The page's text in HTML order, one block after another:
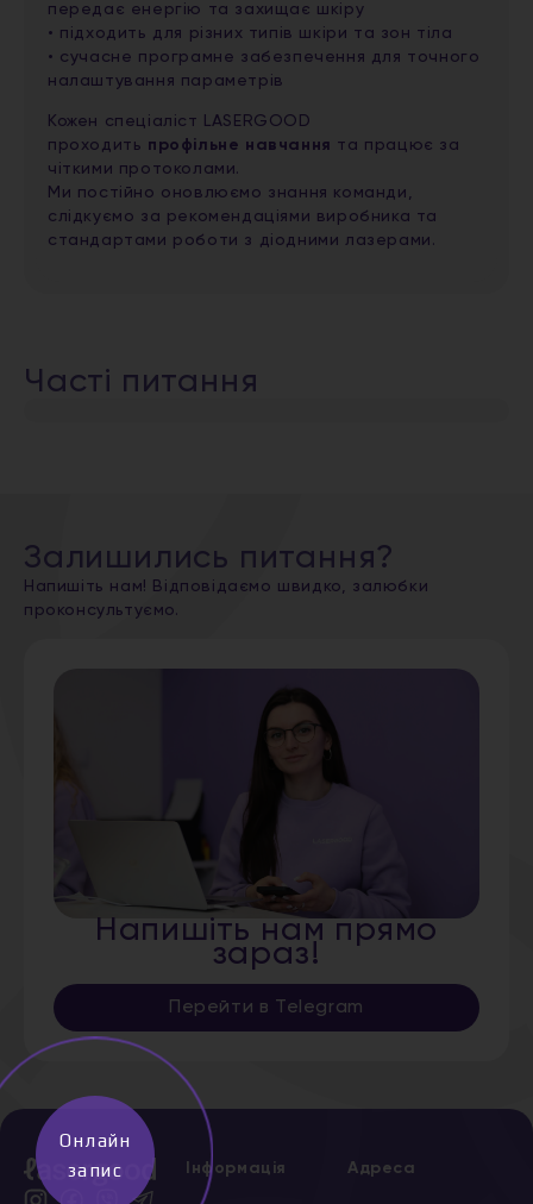
передає енергію та захищає шкіру
• підходить для різних типів шкіри та зон тіла
• сучасне програмне забезпечення для точного
налаштування параметрів
Кожен спеціаліст LASERGOOD
проходить профільне навчання та працює за
чіткими протоколами.
Ми постійно оновлюємо знання команди,
слідкуємо за рекомендаціями виробника та
стандартами роботи з діодними лазерами.
Часті питання
Залишились питання?
Напишіть нам! Відповідаємо швидко, залюбки
проконсультуємо.
Напишіть нам прямо
зараз!
Перейти в Telegram
Інформація Адреса
Онлайн
запис